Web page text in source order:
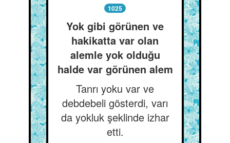
1025
Yok gibi görünen ve
hakikatta var olan
alemle yok olduğu
halde var görünen alem
Tanrı yoku var ve
debdebeli gösterdi, varı
da yokluk şeklinde izhar
etti.